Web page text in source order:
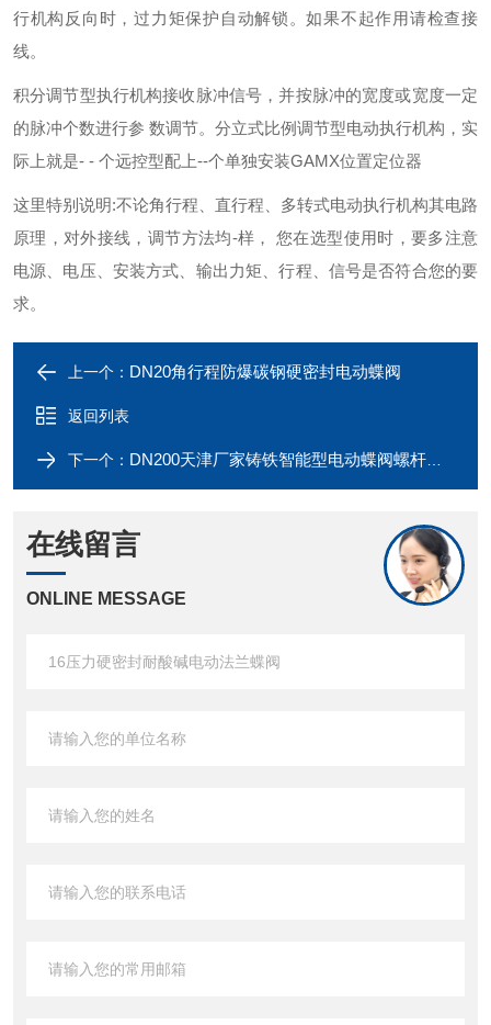
行机构反向时，过力矩保护自动解锁。如果不起作用请检查接
线。
积分调节型执行机构接收脉冲信号，并按脉冲的宽度或宽度一定
的脉冲个数进行参 数调节。分立式比例调节型电动执行机构，实
际上就是- - 个远控型配上--个单独安装GAMX位置定位器
这里特别说明:不论角行程、直行程、多转式电动执行机构其电路
原理，对外接线，调节方法均-样， 您在选型使用时，要多注意
电源、电压、安装方式、输出力矩、行程、信号是否符合您的要
求。
上一个： DN20角行程防爆碳钢硬密封电动蝶阀
返回列表
下一个： DN200天津厂家铸铁智能型电动蝶阀螺杆式启闭机
在线留言
ONLINE MESSAGE